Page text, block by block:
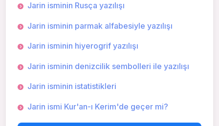
Jarin isminin Rusça yazılışı
Jarin isminin parmak alfabesiyle yazılışı
Jarin isminin hiyerogrif yazılışı
Jarin isminin denizcilik sembolleri ile yazılışı
Jarin isminin istatistikleri
Jarin ismi Kur'an-ı Kerim'de geçer mi?